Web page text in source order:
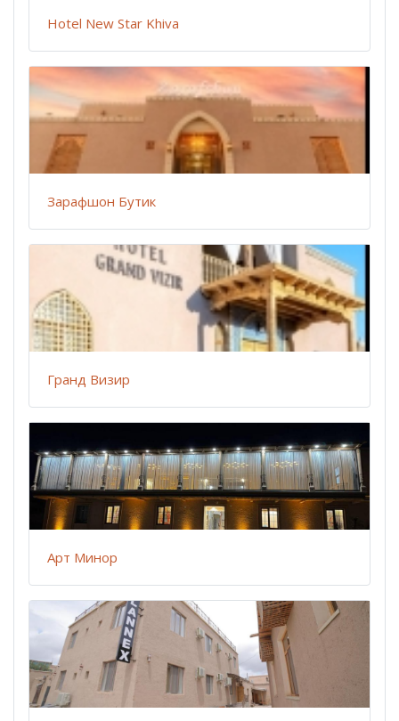
Hotel New Star Khiva
Зарафшон Бутик
Гранд Визир
Арт Минор